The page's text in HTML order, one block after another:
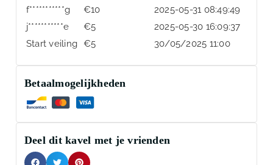
f***********g
€10
2025-05-31 08:49:49
j***********e
€5
2025-05-30 16:09:37
Start veiling €5 30/05/2025 11:00
Betaalmogelijkheden
Deel dit kavel met je vrienden